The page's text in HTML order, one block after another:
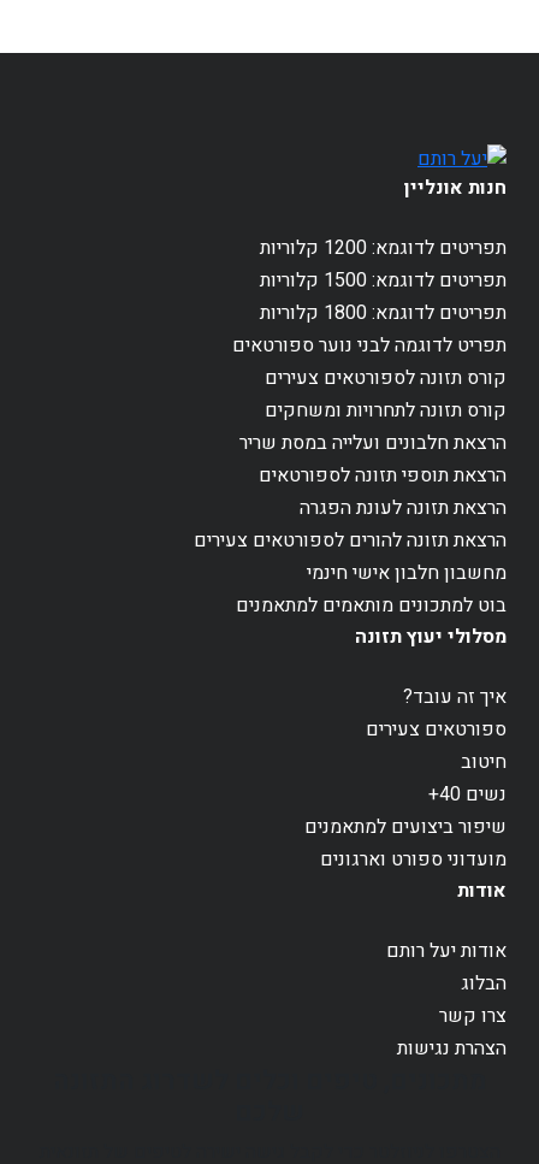
חנות אונליין
תפריטים לדוגמא: 1200 קלוריות
תפריטים לדוגמא: 1500 קלוריות
תפריטים לדוגמא: 1800 קלוריות
תפריט לדוגמה לבני נוער ספורטאים
קורס תזונה לספורטאים צעירים
קורס תזונה לתחרויות ומשחקים
הרצאת חלבונים ועלייה במסת שריר
הרצאת תוספי תזונה לספורטאים
הרצאת תזונה לעונת הפגרה
הרצאת תזונה להורים לספורטאים צעירים
מחשבון חלבון אישי חינמי
בוט למתכונים מותאמים למתאמנים
מסלולי יעוץ תזונה
איך זה עובד?
ספורטאים צעירים
חיטוב
נשים 40+
שיפור ביצועים למתאמנים
מועדוני ספורט וארגונים
אודות
אודות יעל רותם
הבלוג
צרו קשר
הצהרת נגישות